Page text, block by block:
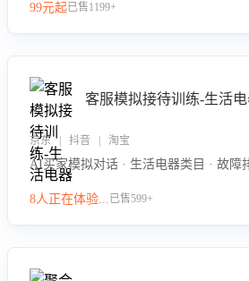
力。
99元起已售1199+
客服模拟接待训练-生活
京东 | 抖音 | 淘宝
AI买家模拟对话 · 生活电器类目 · 故障
8人正在体验...已售599+